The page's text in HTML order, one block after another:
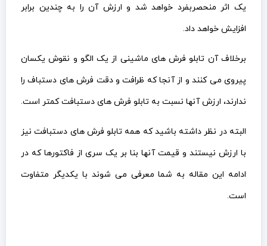
یک اثر منحصربفرد خواهد شد و ارزش آن را به چندین برابر
افزایش خواهد داد.
برخلاف آن تابلو فرش های ماشینی از یک الگو و نقوش یکسان
پیروی می کنند و از آنجا که ظرافت و دقت فرش های دستباف را
ندارند، ارزش آنها نسبت به تابلو فرش های دستبافت کمتر است.
البته در نظر داشته باشید که همه تابلو فرش های دستبافت نیز
با ارزش نیستند و قیمت آنها بنا بر یک سری از فاکتورها که در
ادامه این مقاله به شما معرفی می شوند با یکدیگر متفاوت
است.